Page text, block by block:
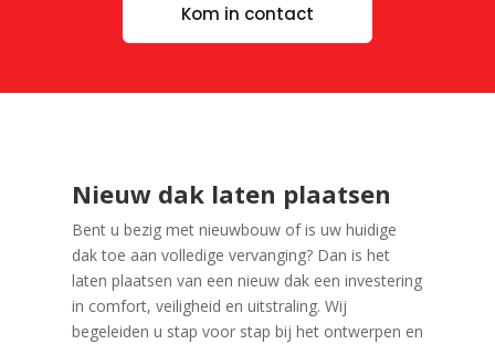
Kom in contact
Nieuw dak laten plaatsen
Bent u bezig met nieuwbouw of is uw huidige
dak toe aan volledige vervanging? Dan is het
laten plaatsen van een nieuw dak een investering
in comfort, veiligheid en uitstraling. Wij
begeleiden u stap voor stap bij het ontwerpen en